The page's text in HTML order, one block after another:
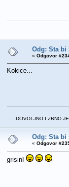
Odg: Sta bi
« Odgovor
Kokice...
...DOVOLJNO I ZRNO
Odg: Sta bi
« Odgovor
grisinI